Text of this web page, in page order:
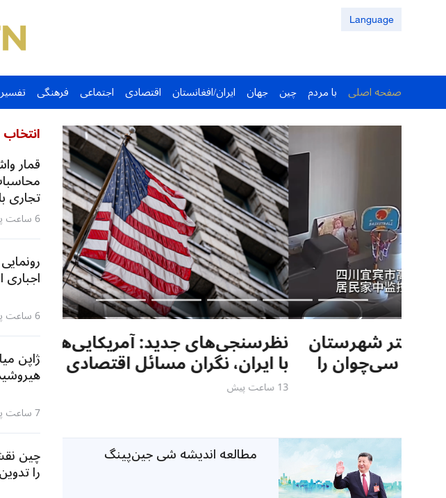
Language
صفحه اصلی با مردم چین جهان ایران/افغانستان اقتصادی اجتماعی فرهنگی تفسیر
نظرسنجی‌‌های جدید: آمریکایی‌ها بیشتر از جنگ
با ایران، نگران مسائل اقتصادی هستند تنگه
مطالعه اندیشه شی جین‌پینگ
قمار
تجاری
6 ساعت پیش
6 ساعت پیش
ژاپن
7 ساعت پیش
چین
را